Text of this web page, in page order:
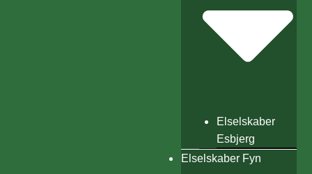
Elselskaber
Esbjerg
Elselskaber Fyn